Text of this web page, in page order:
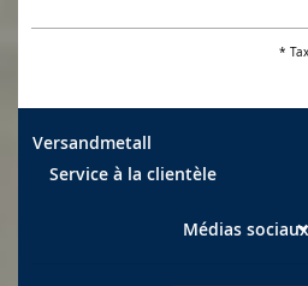
*
Versandmetall
Service à la clientèle
Médias sociaux